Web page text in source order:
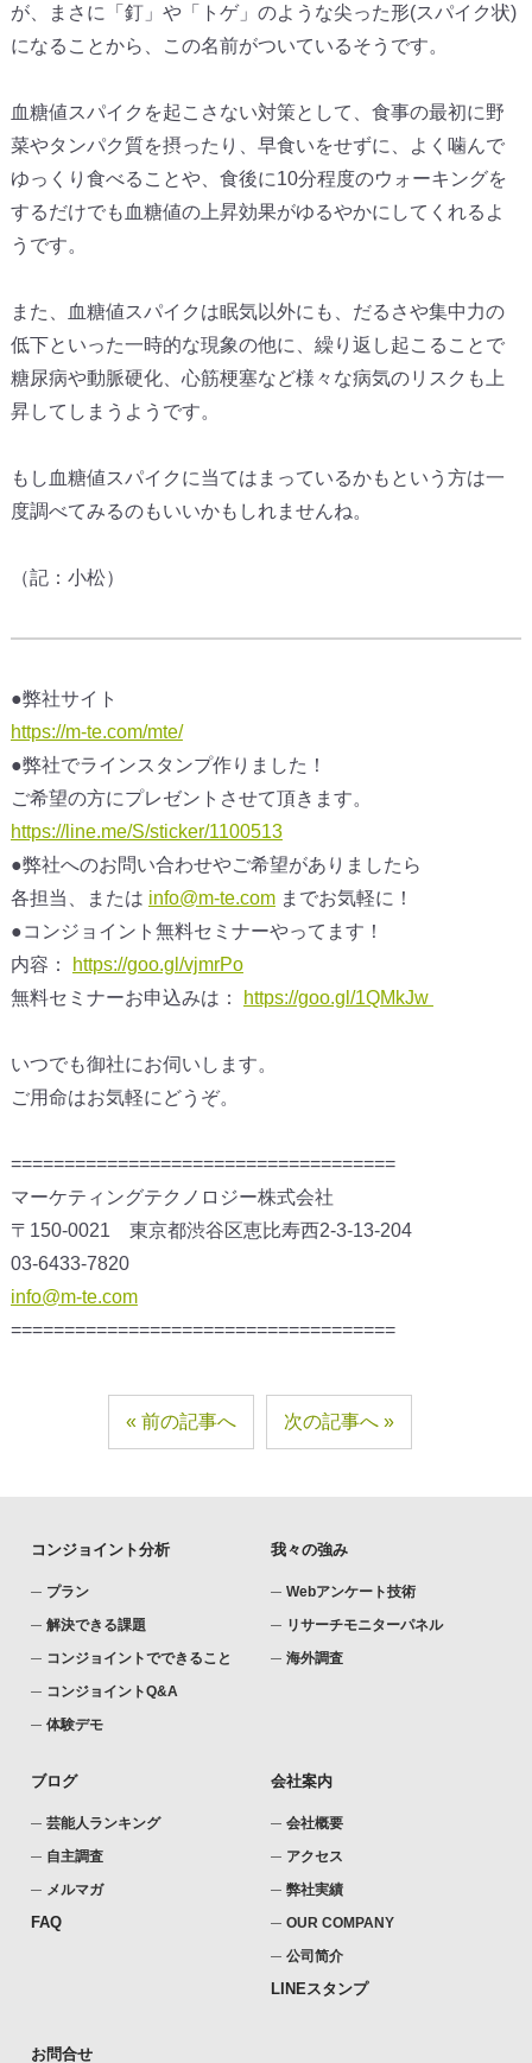
が、
まさに「釘」や「トゲ」のような尖った形(スパイク状)
になることから、この名前がついているそうです。
血糖値スパイクを起こさない対策として、 食事の最初に野
菜やタンパク質を摂ったり、早食いをせずに、
よく噛んで
ゆっくり食べることや、 食後に10分程度のウォーキングを
するだけでも血糖値の上昇効果がゆるやかにしてくれるよ
うです。
また、血糖値スパイクは眠気以外にも、 だるさや集中力の
低下といった一時的な現象の他に、 繰り返し起こることで
糖尿病や動脈硬化、 心筋梗塞など様々な病気のリスクも上
昇してしまうようです。
もし血糖値スパイクに当てはまっているかもという方は一
度調べてみるのもいいかもしれませんね。
（記：小松）
●弊社サイト
https://m-te.com/mte/
●弊社でラインスタンプ作りました！
ご希望の方にプレゼントさせて頂きます。
https://line.me/S/sticker/1100513
●弊社へのお問い合わせやご希望がありましたら
各担当、または info@m-te.comまでお気軽に！
●コンジョイント無料セミナーやってます！
内容：
https://goo.gl/vjmrPo
無料セミナーお申込みは：
https://goo.gl/1QMkJw
いつでも御社にお伺いします。
ご用命はお気軽にどうぞ。
====================================
マーケティングテクノロジー株式会社
〒150-0021 東京都渋谷区恵比寿西2-3-13-204
03-6433-7820
info@m-te.com
====================================
前の記事へ 次の記事へ
コンジョイント分析
プラン
解決できる課題
コンジョイントでできること
コンジョイントQ&A
体験デモ
我々の強み
Webアンケート技術
リサーチモニターパネル
海外調査
ブログ
芸能人ランキング
自主調査
メルマガ
FAQ
会社案内
会社概要
アクセス
弊社実績
OUR COMPANY
公司简介
LINEスタンプ
お問合せ